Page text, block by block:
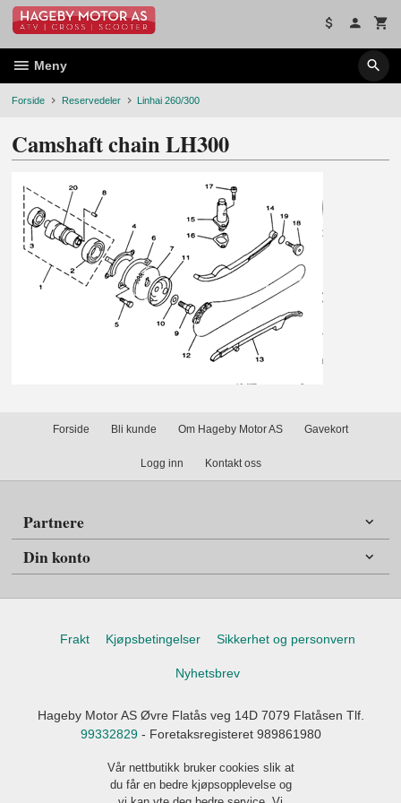
Gå
innholdet
Meny
Forside Reservedeler Linhai 260/300
Camshaft chain LH300
Forside Bli kunde Om Hageby Motor AS Gavekort
Logg inn Kontakt oss
Partnere
Din konto
Frakt Kjøpsbetingelser Sikkerhet og personvern
Nyhetsbrev
Hageby Motor AS Øvre Flatås veg 14D 7079 Flatåsen Tlf.
99332829- Foretaksregisteret 989861980
Vår nettbutikk bruker cookies slik at
du får en bedre kjøpsopplevelse og